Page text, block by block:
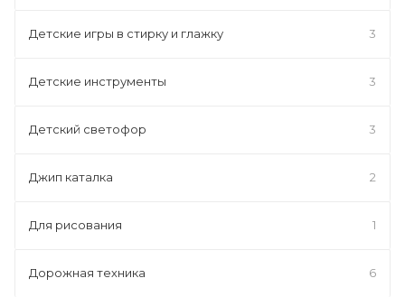
Детские игры в стирку и глажку 3
Детские инструменты 3
Детский светофор 3
Джип каталка 2
Для рисования 1
Дорожная техника 6